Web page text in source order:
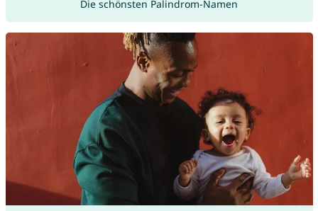
Die schönsten Palindrom-Namen